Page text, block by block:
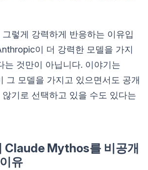
렇게 강력하게 반응하는 이유입
이 더 강력한 모델을 가지
는 것만이 아닙니다. 이야기는
그 모델을 가지고 있으면서도 공개
기로 선택하고 있을 수도 있다는
Mythos를 비공개
유